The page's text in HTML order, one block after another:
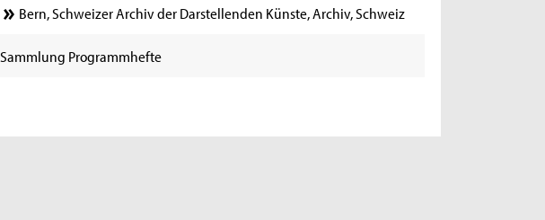
Bern, Schweizer Archiv der Darstellenden Künste, Archiv, Schweiz
Sammlung Programmhefte